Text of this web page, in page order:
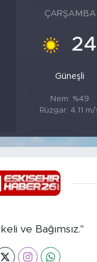
ÇARŞAMBA
24
Güneşli
Nem: %49
Rüzgar: 4.11 m/
ve Bağımsız."